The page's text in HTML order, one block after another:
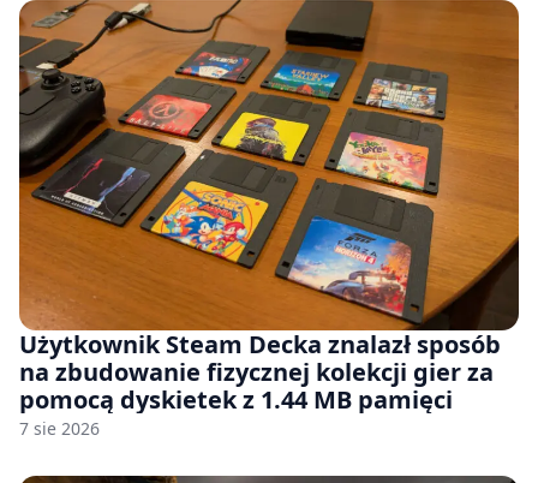
Użytkownik Steam Decka znalazł sposób
na zbudowanie fizycznej kolekcji gier za
pomocą dyskietek z 1.44 MB pamięci
7 sie 2026